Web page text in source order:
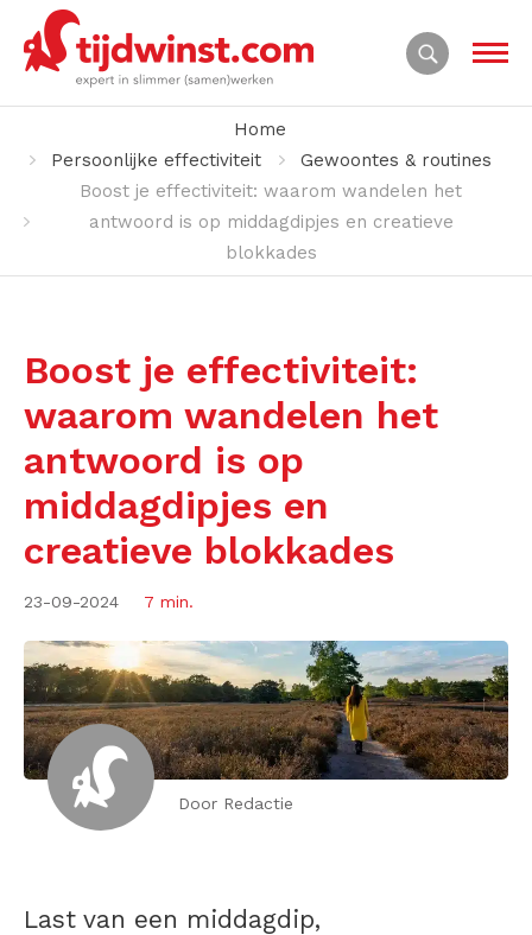
Home
Persoonlijke effectiviteit
Gewoontes & routines
Boost je effectiviteit: waarom wandelen het
antwoord is op middagdipjes en creatieve
blokkades
Boost je effectiviteit:
waarom wandelen het
antwoord is op
middagdipjes en
creatieve blokkades
23-09-2024 7 min.
Door Redactie
Last van een middagdip,